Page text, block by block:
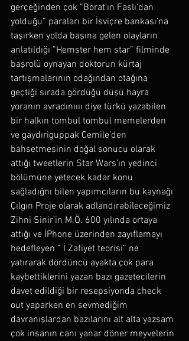
gerçeğinden çok ”Borat’ın Faslı’dan
yolduğu” paraları bir İsviçre bankası’na
taşırken yolda başına gelen olayların
anlatıldığı ”Hemster hem star” filminde
başrolü oynayan doktorun kürtaj
tartışmalarının odağından otağına
geçtiği sırada gördüğü düşü hayra
yoranın avradınıııı diye türkü yazabilen
bir halkın tombul tombul memelerden
ve gaydıriguppak Cemile’den
bahsetmesinin doğal sonucu olarak
attığı tweetlerin Star Wars’ın yedinci
bölümüne yetecek kadar konu
sağladığnı bilen yapımcıların bu kaynağı
Çılgın Proje olarak adlandırabileceğimiz
Zihni Sinir’in M.Ö. 600 yılında ortaya
attığı ve İPhone üzerinden zayıflamayı
hedefleyen ” İ Zafiyet teorisi” ne
yatırarak dördüncü ayakta çok para
kaybettiklerini yazan bazı gazetecilerin
davet edildiği bir resepsiyonda check
out yaparken en sevmediğim
davranışlardan bazılarını alt alta yazsam
çok insanın canı yanar döner meyvelerin